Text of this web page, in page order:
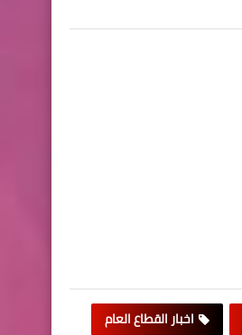
اخبار القطاع العام